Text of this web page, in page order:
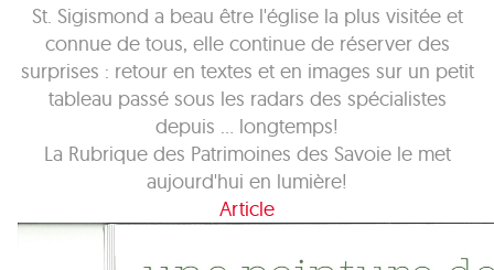
St. Sigismond a beau être l'église la plus visitée et
connue de tous, elle continue de réserver des
surprises : retour en textes et en images sur un petit
tableau passé sous les radars des spécialistes
depuis ... longtemps!
La Rubrique des Patrimoines des Savoie le met
aujourd'hui en lumière!
Article